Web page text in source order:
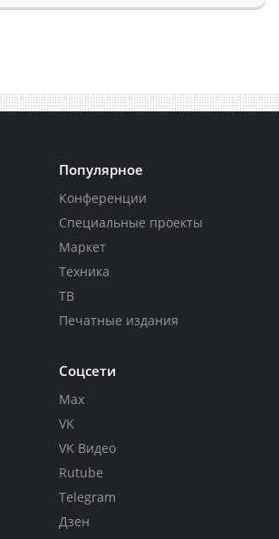
Популярное
Конференции
Специальные проекты
Маркет
Техника
ТВ
Печатные издания
Соцсети
Max
VK
VK Видео
Rutube
Telegram
Дзен